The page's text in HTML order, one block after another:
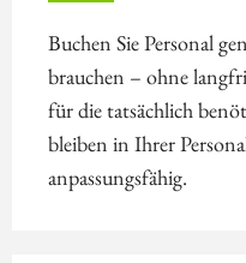
Buchen Sie Personal
brauchen – ohne
für die tatsächlich
bleiben in Ihrer
anpassungsfähig.